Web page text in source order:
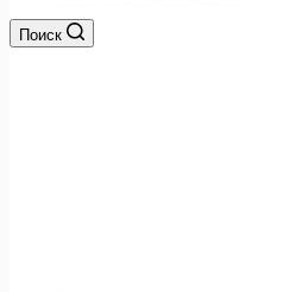
Поиск